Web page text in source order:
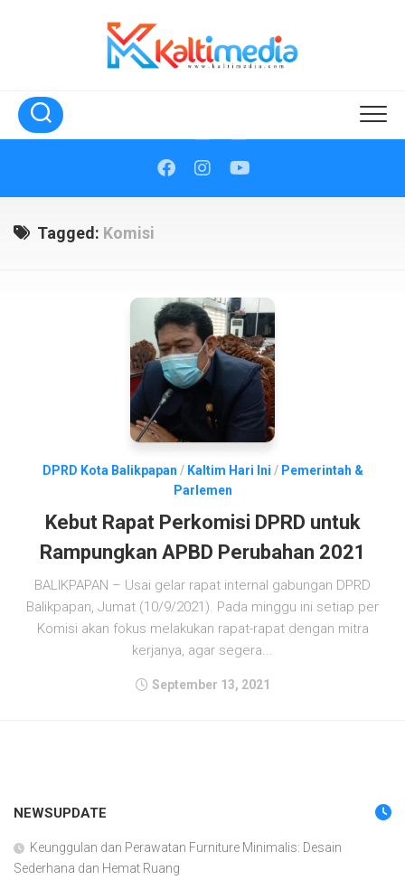
Tagged: Komisi
DPRD Kota Balikpapan / Kaltim Hari Ini / Pemerintah &
Parlemen
Kebut Rapat Perkomisi DPRD untuk
Rampungkan APBD Perubahan 2021
BALIKPAPAN – Usai gelar rapat internal gabungan DPRD
Balikpapan, Jumat (10/9/2021). Pada minggu ini setiap per
Komisi akan fokus melakukan rapat-rapat dengan mitra
kerjanya, agar segera...
September 13, 2021
NEWSUPDATE
Keunggulan dan Perawatan Furniture Minimalis: Desain
Sederhana dan Hemat Ruang